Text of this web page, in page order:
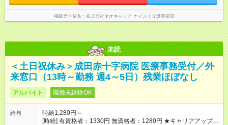
掲載元企業名 株式会社ネオキャリア ナイス！介護事業部
未読
＜土日祝休み＞成田赤十字病院 医療事務受付／外
来窓口（13時～勤務 週4～5日）残業ほぼなし
アルバイト 職種未経験OK
給与
時給1,280円～
[時給] 有資格者：1330円 無資格者：1280円 ★キャリアアップ制